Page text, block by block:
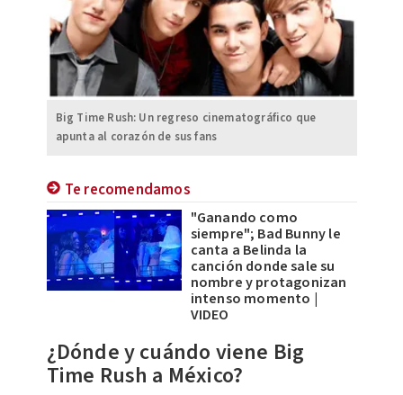
Big Time Rush: Un regreso cinematográfico que
apunta al corazón de sus fans
Te recomendamos
"Ganando como
siempre"; Bad Bunny le
canta a Belinda la
canción donde sale su
nombre y protagonizan
intenso momento |
VIDEO
¿Dónde y cuándo viene Big
Time Rush a México?